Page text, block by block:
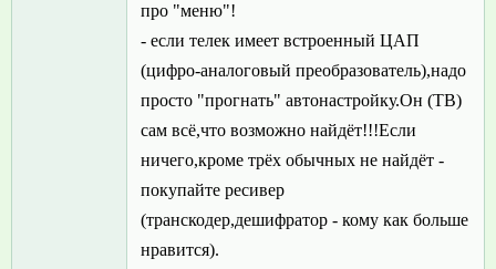
про "меню"!
- если телек имеет встроенный ЦАП
(цифро-аналоговый преобразователь),надо
просто "прогнать" автонастройку.Он (ТВ)
сам всё,что возможно найдёт!!!Если
ничего,кроме трёх обычных не найдёт -
покупайте ресивер
(транскодер,дешифратор - кому как больше
нравится).